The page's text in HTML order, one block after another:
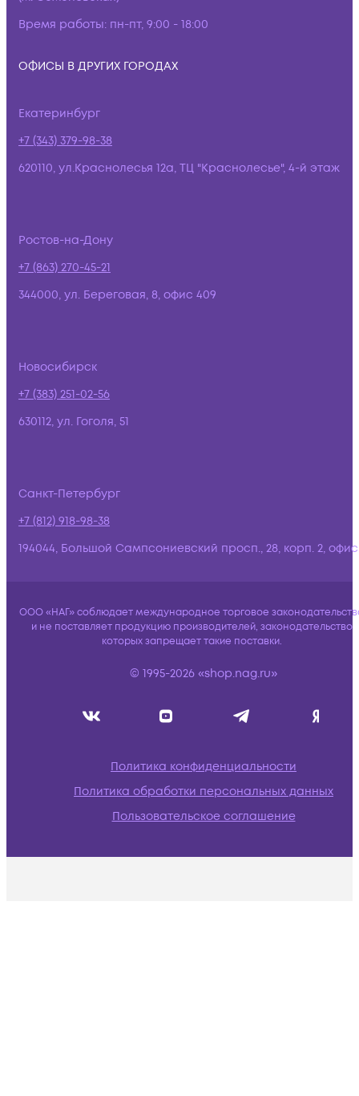
Время работы: пн-пт, 9:00 - 18:00
ОФИСЫ В ДРУГИХ ГОРОДАХ
Екатеринбург
+7 (343) 379-98-38
620110, ул.Краснолесья 12а, ТЦ "Краснолесье", 4-й этаж
Ростов-на-Дону
+7 (863) 270-45-21
344000, ул. Береговая, 8, офис 409
Новосибирск
+7 (383) 251-02-56
630112, ул. Гоголя, 51
Санкт-Петербург
+7 (812) 918-98-38
194044, Большой Сампсониевский просп., 28, корп. 2,
ООО «НАГ» соблюдает международное торговое
и не поставляет продукцию производителей, законодательство
которых запрещает такие поставки.
© 1995-2026 «shop.nag.ru»
Политика конфиденциальности
Политика обработки персональных данных
Пользовательское соглашение